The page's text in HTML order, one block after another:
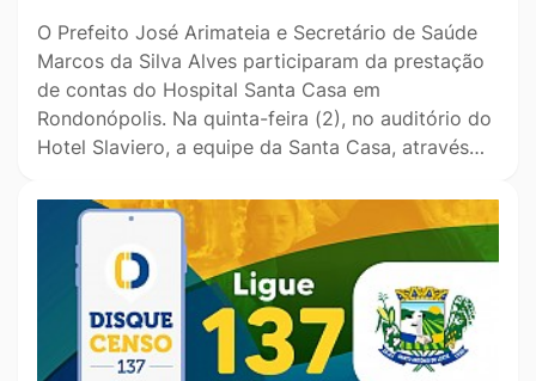
O Prefeito José Arimateia e Secretário de Saúde
Marcos da Silva Alves participaram da prestação
de contas do Hospital Santa Casa em
Rondonópolis. Na quinta-feira (2), no auditório do
Hotel Slaviero, a equipe da Santa Casa, através…